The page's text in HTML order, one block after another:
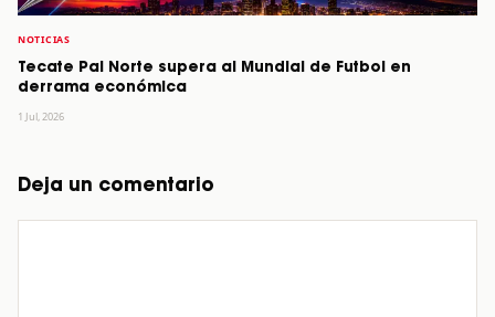
NOTICIAS
Tecate Pal Norte supera al Mundial de Futbol en
derrama económica
1 Jul, 2026
Deja un comentario
Comentario